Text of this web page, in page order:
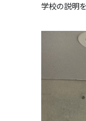
学校の説明